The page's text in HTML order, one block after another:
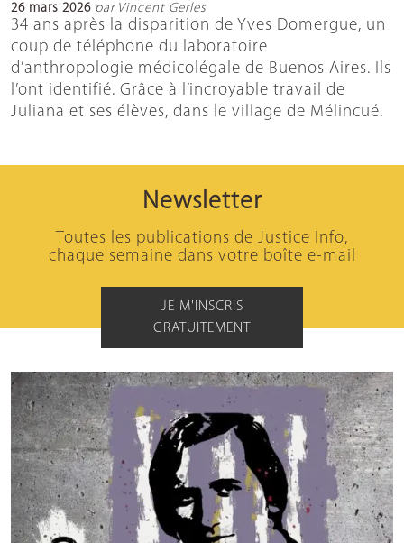
26 mars 2026 par Vincent Gerles
34 ans après la disparition de Yves Domergue, un
coup de téléphone du laboratoire
d’anthropologie médicolégale de Buenos Aires. Ils
l’ont identifié. Grâce à l’incroyable travail de
Juliana et ses élèves, dans le village de Mélincué.
Newsletter
Toutes les publications de Justice Info,
chaque semaine dans votre boîte e-mail
JE M'INSCRIS
GRATUITEMENT